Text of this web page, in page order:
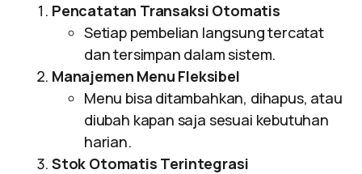
Pencatatan Transaksi Otomatis
Setiap pembelian langsung tercatat
dan tersimpan dalam sistem.
Manajemen Menu Fleksibel
Menu bisa ditambahkan, dihapus, atau
diubah kapan saja sesuai kebutuhan
harian.
Stok Otomatis Terintegrasi